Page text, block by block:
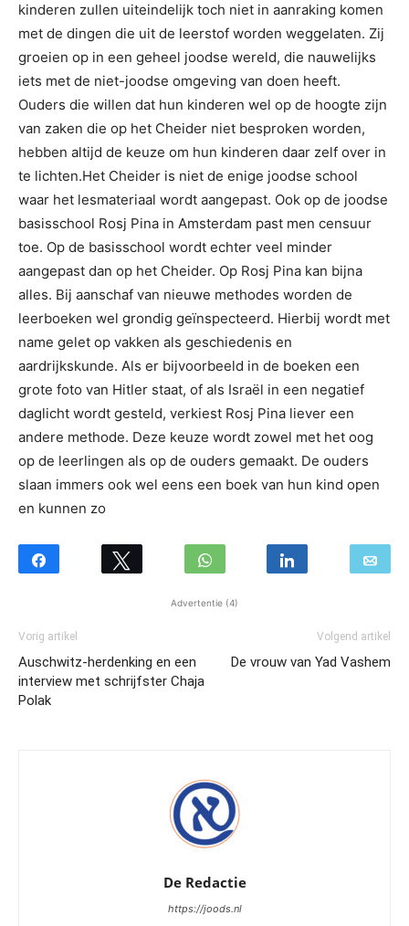
kinderen zullen uiteindelijk toch niet in aanraking komen
met de dingen die uit de leerstof worden weggelaten. Zij
groeien op in een geheel joodse wereld, die nauwelijks
iets met de niet-joodse omgeving van doen heeft.
Ouders die willen dat hun kinderen wel op de hoogte zijn
van zaken die op het Cheider niet besproken worden,
hebben altijd de keuze om hun kinderen daar zelf over in
te lichten.Het Cheider is niet de enige joodse school
waar het lesmateriaal wordt aangepast. Ook op de joodse
basisschool Rosj Pina in Amsterdam past men censuur
toe. Op de basisschool wordt echter veel minder
aangepast dan op het Cheider. Op Rosj Pina kan bijna
alles. Bij aanschaf van nieuwe methodes worden de
leerboeken wel grondig geïnspecteerd. Hierbij wordt met
name gelet op vakken als geschiedenis en
aardrijkskunde. Als er bijvoorbeeld in de boeken een
grote foto van Hitler staat, of als Israël in een negatief
daglicht wordt gesteld, verkiest Rosj Pina liever een
andere methode. Deze keuze wordt zowel met het oog
op de leerlingen als op de ouders gemaakt. De ouders
slaan immers ook wel eens een boek van hun kind open
en kunnen zo
Advertentie (4)
Vorig artikel
Auschwitz-herdenking en een
interview met schrijfster Chaja
Polak
Volgend artikel
De vrouw van Yad Vashem
De Redactie
https://joods.nl